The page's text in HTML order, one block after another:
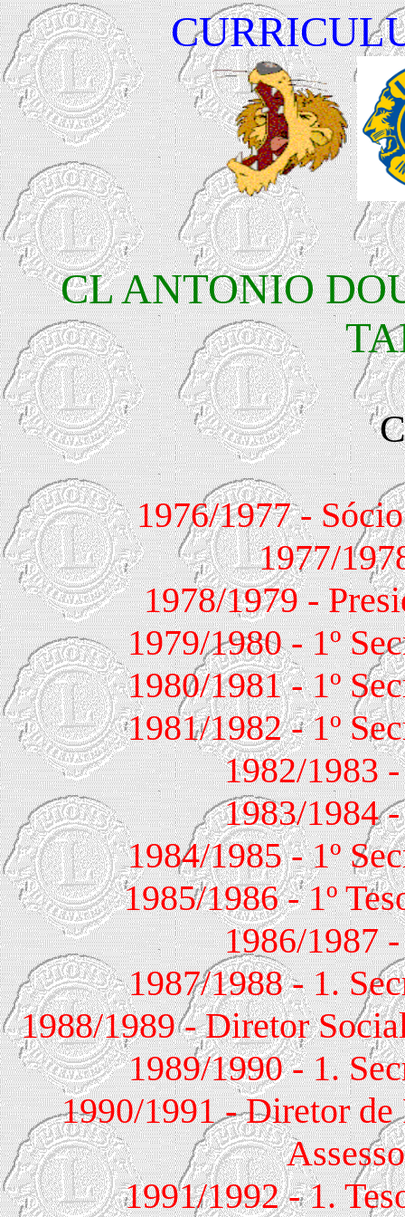
CL ANTONIO
1976/1977 - Sócio
1977/
1978/1979 -
1979/1980 - 1º
1980/1981 - 1º
1981/1982 - 1º
1982/1983
1983/1984
1984/1985 - 1º
1985/1986 - 1º
1986/1987
1987/1988 - 1.
1988/1989 - Diretor
1989/1990 - 1.
1990/1991 - Diretor
1991/1992 - 1.